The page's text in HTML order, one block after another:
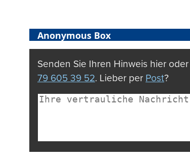
Anonymous Box
Senden Sie Ihren Hinweis hier oder
79 605 39 52. Lieber per Post?